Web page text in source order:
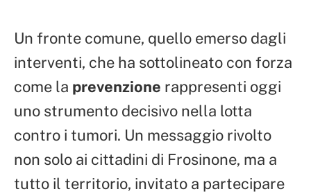
Un fronte comune, quello emerso dagli
interventi, che ha sottolineato con forza
come la prevenzione rappresenti oggi
uno strumento decisivo nella lotta
contro i tumori. Un messaggio rivolto
non solo ai cittadini di Frosinone, ma a
tutto il territorio, invitato a partecipare